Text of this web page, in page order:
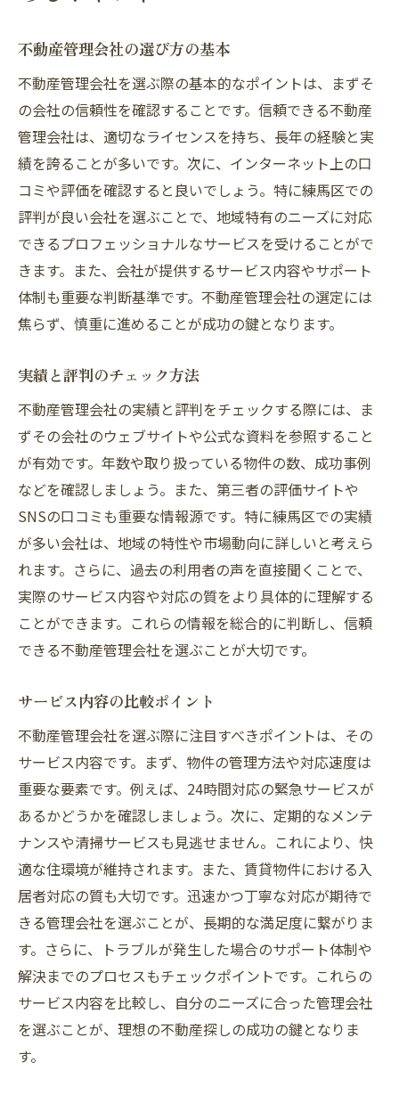
不動産管理会社の選び方の基本
不動産管理会社を選ぶ際の基本的なポイントは、まずそ
の会社の信頼性を確認することです。信頼できる不動産
管理会社は、適切なライセンスを持ち、長年の経験と実
績を誇ることが多いです。次に、インターネット上の口
コミや評価を確認すると良いでしょう。特に練馬区での
評判が良い会社を選ぶことで、地域特有のニーズに対応
できるプロフェッショナルなサービスを受けることがで
きます。また、会社が提供するサービス内容やサポート
体制も重要な判断基準です。不動産管理会社の選定には
焦らず、慎重に進めることが成功の鍵となります。
実績と評判のチェック方法
不動産管理会社の実績と評判をチェックする際には、ま
ずその会社のウェブサイトや公式な資料を参照すること
が有効です。年数や取り扱っている物件の数、成功事例
などを確認しましょう。また、第三者の評価サイトや
SNSの口コミも重要な情報源です。特に練馬区での実績
が多い会社は、地域の特性や市場動向に詳しいと考えら
れます。さらに、過去の利用者の声を直接聞くことで、
実際のサービス内容や対応の質をより具体的に理解する
ことができます。これらの情報を総合的に判断し、信頼
できる不動産管理会社を選ぶことが大切です。
サービス内容の比較ポイント
不動産管理会社を選ぶ際に注目すべきポイントは、その
サービス内容です。まず、物件の管理方法や対応速度は
重要な要素です。例えば、24時間対応の緊急サービスが
あるかどうかを確認しましょう。次に、定期的なメンテ
ナンスや清掃サービスも見逃せません。これにより、快
適な住環境が維持されます。また、賃貸物件における入
居者対応の質も大切です。迅速かつ丁寧な対応が期待で
きる管理会社を選ぶことが、長期的な満足度に繋がりま
す。さらに、トラブルが発生した場合のサポート体制や
解決までのプロセスもチェックポイントです。これらの
サービス内容を比較し、自分のニーズに合った管理会社
を選ぶことが、理想の不動産探しの成功の鍵となりま
す。